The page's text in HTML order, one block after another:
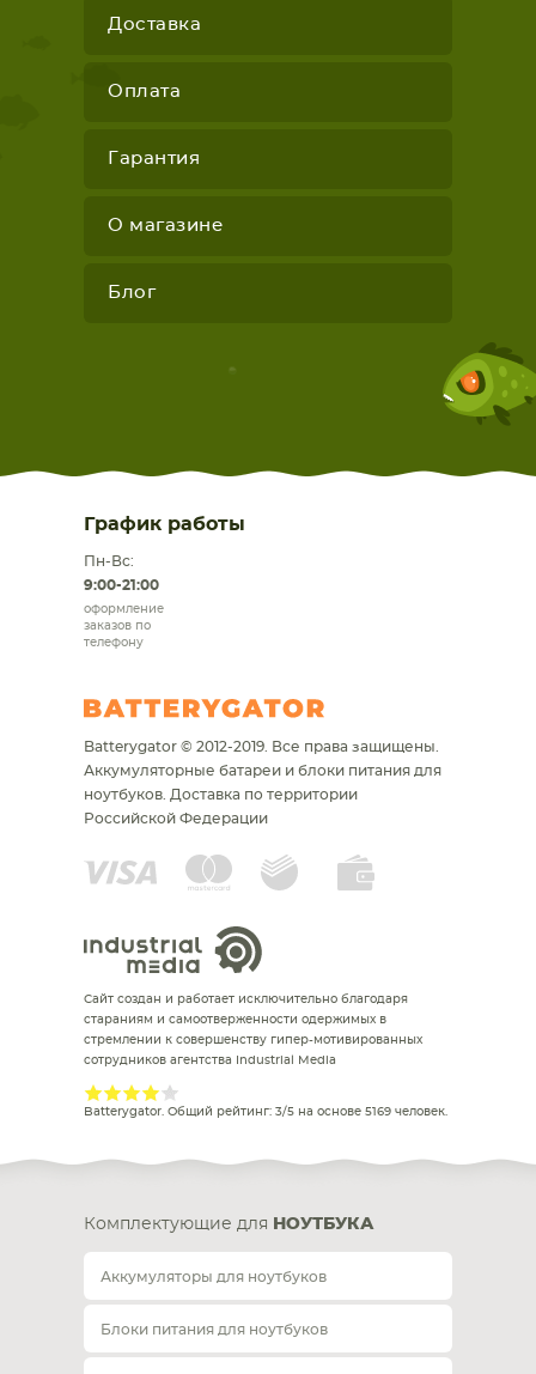
Доставка
Оплата
Гарантия
О магазине
Блог
График работы
Пн-Вс:
9:00-21:00
оформление
заказов по
телефону
Batterygator © 2012-2019. Все права защищены.
Аккумуляторные батареи и блоки питания для
ноутбуков. Доставка по территории
Российской Федерации
Сайт создан и работает исключительно благодаря
стараниям и самоотверженности одержимых в
стремлении к совершенству гипер-мотивированных
сотрудников агентства Industrial Media
Batterygator. Общий рейтинг: 3/5 на основе 5169 человек.
Комплектующие для НОУТБУКА
Аккумуляторы для ноутбуков
Блоки питания для ноутбуков